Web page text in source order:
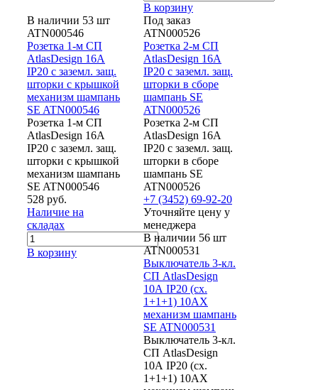
В корзину
В наличии 53 шт
ATN000546
Розетка 1-м СП
AtlasDesign 16А
IP20 с заземл. защ.
шторки с крышкой
механизм шампань
SE ATN000546
Розетка 1-м СП
AtlasDesign 16А
IP20 с заземл. защ.
шторки с крышкой
механизм шампань
SE ATN000546
528 руб.
Наличие на
складах
В корзину
Под заказ
ATN000526
Розетка 2-м СП
AtlasDesign 16А
IP20 с заземл. защ.
шторки в сборе
шампань SE
ATN000526
Розетка 2-м СП
AtlasDesign 16А
IP20 с заземл. защ.
шторки в сборе
шампань SE
ATN000526
+7 (3452) 69-92-20
Уточняйте цену у
менеджера
В наличии 56 шт
ATN000531
Выключатель 3-кл.
СП AtlasDesign
10А IP20 (сх.
1+1+1) 10AX
механизм шампань
SE ATN000531
Выключатель 3-кл.
СП AtlasDesign
10А IP20 (сх.
1+1+1) 10AX